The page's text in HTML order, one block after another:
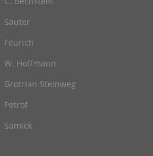
Sauter
Feurich
W. Hoffmann
Grotrian Steinweg
Petrof
Samick